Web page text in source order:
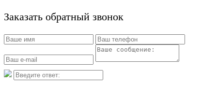
Заказать обратный звонок